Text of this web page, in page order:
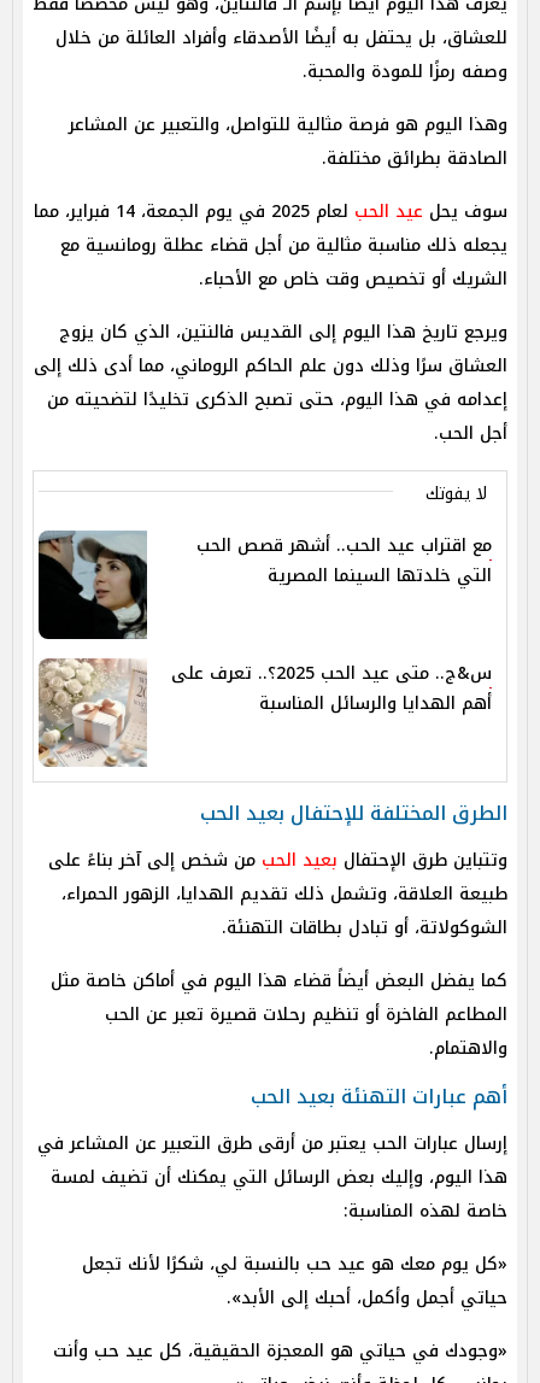
للعشاق، بل يحتفل به أيضًا الأصدقاء وأفراد العائلة من خلال
وصفه رمزًا للمودة والمحبة.
وهذا اليوم هو فرصة مثالية للتواصل، والتعبير عن المشاعر
الصادقة بطرائق مختلفة.
سوف يحل عيد الحب
لعام 2025 في يوم الجمعة، 14 فبراير، مما
يجعله ذلك مناسبة مثالية من أجل قضاء عطلة رومانسية مع
الشريك أو تخصيص وقت خاص مع الأحباء.
ويرجع تاريخ هذا اليوم إلى القديس فالنتين، الذي كان يزوج
العشاق سرًا وذلك دون علم الحاكم الروماني، مما أدى ذلك إلى
إعدامه في هذا اليوم، حتى تصبح الذكرى تخليدًا لتضحيته من
أجل الحب.
لا يفوتك
مع اقتراب عيد الحب.. أشهر قصص الحب
التي خلدتها السينما المصرية
س&ج.. متى عيد الحب 2025؟.. تعرف على
أهم الهدايا والرسائل المناسبة
الطرق المختلفة للإحتفال بعيد الحب
وتتباين طرق الإحتفال بعيد الحب من شخص إلى آخر بناءً على
طبيعة العلاقة، وتشمل ذلك تقديم الهدايا، الزهور الحمراء،
الشوكولاتة، أو تبادل بطاقات التهنئة.
كما يفضل البعض أيضاً قضاء هذا اليوم في أماكن خاصة مثل
المطاعم الفاخرة أو تنظيم رحلات قصيرة تعبر عن الحب
والاهتمام.
أهم عبارات التهنئة بعيد الحب
إرسال عبارات الحب يعتبر من أرقى طرق التعبير عن المشاعر في
هذا اليوم، وإليك بعض الرسائل التي يمكنك أن تضيف لمسة
خاصة لهذه المناسبة:
«كل يوم معك هو عيد حب بالنسبة لي، شكرًا لأنك تجعل
حياتي أجمل وأكمل، أحبك إلى الأبد».
«وجودك في حياتي هو المعجزة الحقيقية، كل عيد حب وأنت